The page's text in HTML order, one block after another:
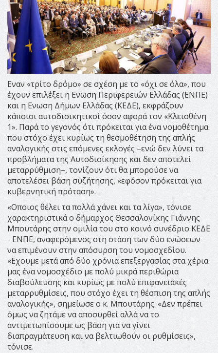
Εναν «τρίτο δρόμο» σε σχέση με το «όχι σε όλα», που
έχουν επιλέξει η Ενωση Περιφερειών Ελλάδας (ΕΝΠΕ)
και η Ενωση Δήμων Ελλάδας (ΚΕΔΕ), εκφράζουν
κάποιοι αυτοδιοικητικοί όσον αφορά τον «Κλεισθένη
1». Παρά το γεγονός ότι πρόκειται για ένα νομοθέτημα
που στόχο έχει κυρίως τη θεσμοθέτηση της απλής
αναλογικής στις επόμενες εκλογές –ενώ δεν λύνει τα
προβλήματα της Αυτοδιοίκησης και δεν αποτελεί
μεταρρύθμιση–, τονίζουν ότι θα μπορούσε να
αποτελέσει βάση συζήτησης, «εφόσον πρόκειται για
κυβερνητική πρόταση».
«Οποιος θέλει τα πολλά χάνει και τα λίγα», τόνισε
χαρακτηριστικά ο δήμαρχος Θεσσαλονίκης Γιάννης
Μπουτάρης στην ομιλία του στο κοινό συνέδριο ΚΕΔΕ
- ΕΝΠΕ, αναφερόμενος στη στάση των δύο ενώσεων
να επιμένουν στην απόσυρση του νομοσχεδίου.
«Εχουμε μετά από δύο χρόνια επεξεργασίας στα χέρια
μας ένα νομοσχέδιο με πολύ μικρά περιθώρια
διαβούλευσης και κυρίως με πολύ επιφανειακές
μεταρρυθμίσεις, που στόχο έχει τη θέσπιση της απλής
αναλογικής», σημείωσε ο κ. Μπουτάρης. «Δεν πρέπει
όμως να ζητάμε να αποσυρθεί αλλά να το
αντιμετωπίσουμε ως βάση για να γίνει
διαπραγμάτευση και να βελτιωθούν οι ρυθμίσεις»,
τόνισε.